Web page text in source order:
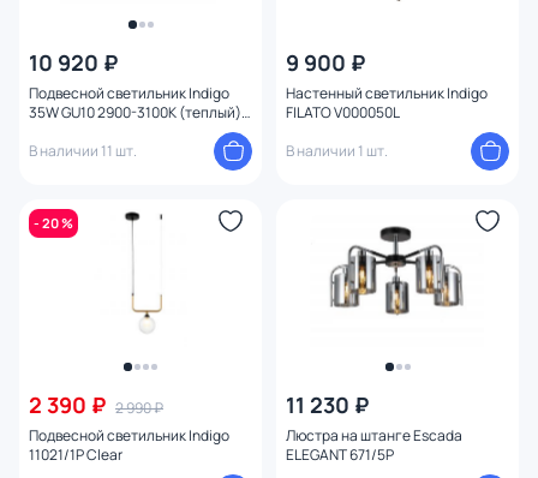
10 920 ₽
Подвесной светильник Indigo
35W GU10 2900-3100К (теплый)
В наличии 11 шт.
9 900 ₽
Настенный светильник Indigo
FILATO V000050L
В наличии 1 шт.
- 20 %
2 390 ₽ 2 990 ₽
Подвесной светильник Indigo
11021/1P Clear
11 230 ₽
Люстра на штанге Escada
ELEGANT 671/5P